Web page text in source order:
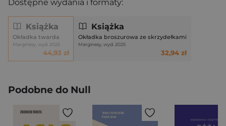
Dostępne wydania i formaty:
Książka
Okładka twarda
Marginesy, wyd. 2025
44,93 zł
Książka
Okładka broszurowa ze skrzydełkami
Marginesy, wyd. 2025
32,94 zł
Podobne do Null